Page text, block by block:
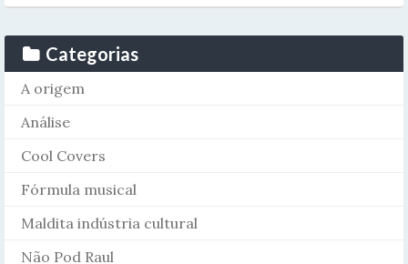
Categorias
A origem
Análise
Cool Covers
Fórmula musical
Maldita indústria cultural
Não Pod Raul